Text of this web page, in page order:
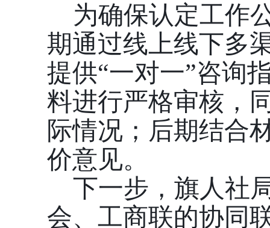
为确保认定工作
期通过线上线下多
提供“一对一”咨询
料进行严格审核，
际情况；后期结合
价意见。
下一步，旗人社
会、工商联的协同